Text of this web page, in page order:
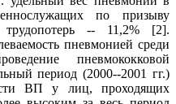
по призыву
-- 11,2% [2].
пневмонией среди
пневмококковой
период (2000--2001 гг.)
ВП у лиц, проходящих